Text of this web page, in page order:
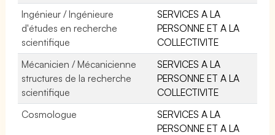
Ingénieur / Ingénieure
d'études en recherche
scientifique
SERVICES A LA
PERSONNE ET A LA
COLLECTIVITE
Mécanicien / Mécanicienne
structures de la recherche
scientifique
SERVICES A LA
PERSONNE ET A LA
COLLECTIVITE
Cosmologue
SERVICES A LA
PERSONNE ET A LA